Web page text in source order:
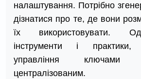
налаштування. Потрібно
дізнатися про те, де вони
їх використовувати.
інструменти і
управління
централізованим.